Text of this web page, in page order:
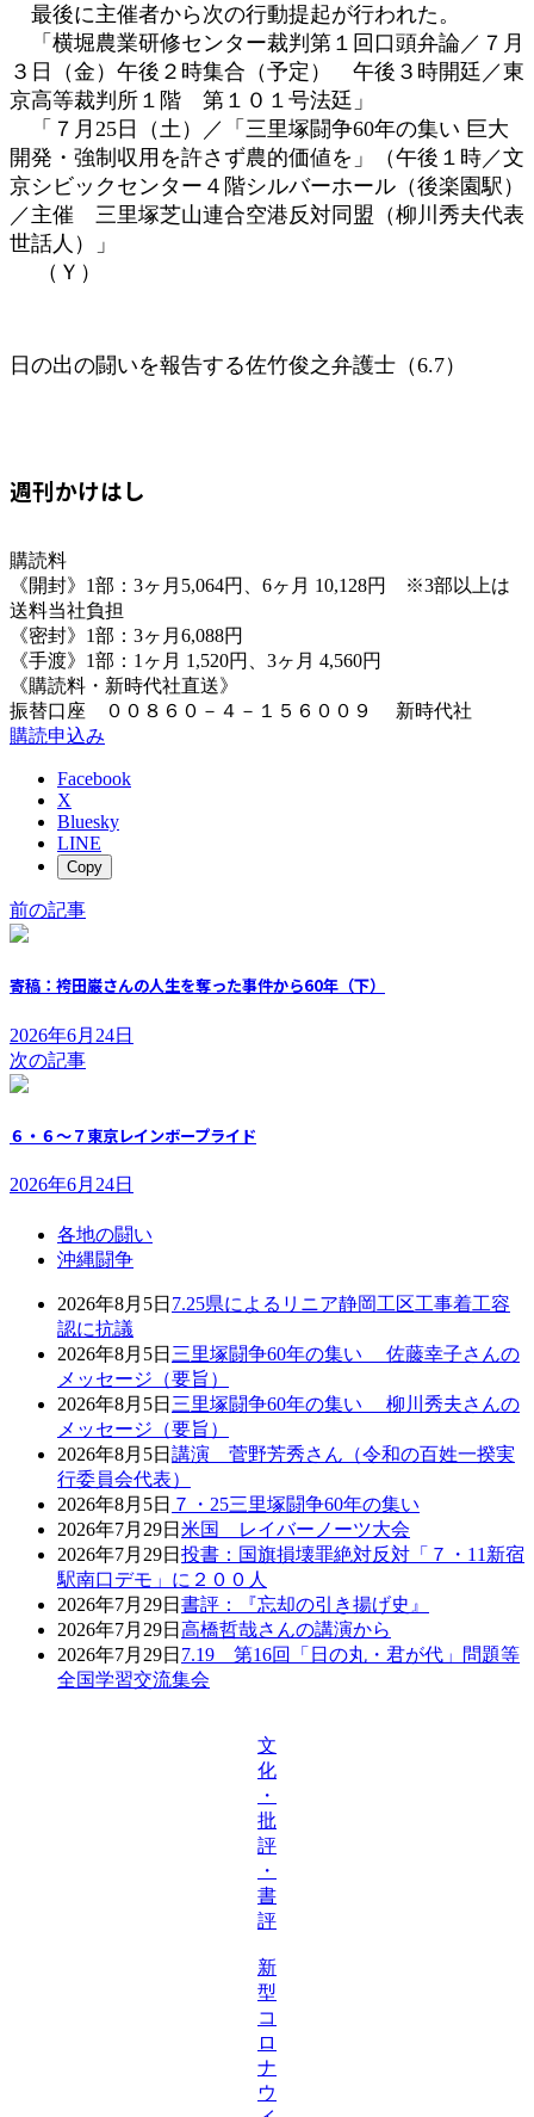
最後に主催者から次の行動提起が行われた。
「横堀農業研修センター裁判第１回口頭弁論／７月
３日（金）午後２時集合（予定） 午後３時開廷／東
京高等裁判所１階 第１０１号法廷」
「７月25日（土）／「三里塚闘争60年の集い 巨大
開発・強制収用を許さず農的価値を」（午後１時／文
京シビックセンター４階シルバーホール（後楽園駅）
／主催 三里塚芝山連合空港反対同盟（柳川秀夫代表
世話人）」
（Ｙ）
日の出の闘いを報告する佐竹俊之弁護士（6.7）
週刊かけはし
購読料
《開封》1部：3ヶ月5,064円、6ヶ月 10,128円 ※3部以上は
送料当社負担
《密封》1部：3ヶ月6,088円
《手渡》1部：1ヶ月 1,520円、3ヶ月 4,560円
《購読料・新時代社直送》
振替口座 ００８６０－４－１５６００９ 新時代社
購読申込み
Facebook
X
Bluesky
LINE
Copy
前の記事
寄稿：袴田巌さんの人生を奪った事件から60年（下）
2026年6月24日
次の記事
６・６～７東京レインボープライド
2026年6月24日
各地の闘い
沖縄闘争
2026年8月5日 7.25県によるリニア静岡工区工事着工容
認に抗議
2026年8月5日 三里塚闘争60年の集い 佐藤幸子さんの
メッセージ（要旨）
2026年8月5日 三里塚闘争60年の集い 柳川秀夫さんの
メッセージ（要旨）
2026年8月5日 講演 菅野芳秀さん（令和の百姓一揆実
行委員会代表）
2026年8月5日 ７・25三里塚闘争60年の集い
2026年7月29日 米国 レイバーノーツ大会
2026年7月29日 投書：国旗損壊罪絶対反対「７・11新宿
駅南口デモ」に２００人
2026年7月29日 書評：『忘却の引き揚げ史』
2026年7月29日 高橋哲哉さんの講演から
2026年7月29日 7.19 第16回「日の丸・君が代」問題等
全国学習交流集会
文
化
・
批
評
・
書
評
新
型
コ
ロ
ナ
ウ